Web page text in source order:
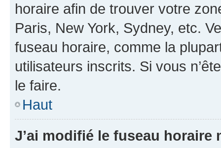
horaire afin de trouver votre
Paris, New York, Sydney, etc.
fuseau horaire, comme la
utilisateurs inscrits. Si vous
le faire.
Haut
J’ai modifié le fuseau horaire